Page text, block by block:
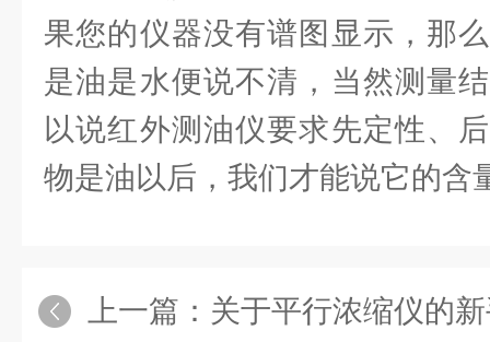
果您的仪器没有谱图显示，那
是油是水便说不清，当然测量
以说红外测油仪要求先定性、
物是油以后，我们才能说它的含
上一篇： 关于平行浓缩仪的